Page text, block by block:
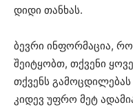
დიდი თანხას.
ბევრი ინფორმაცია,
შეიტყობთ, თქვენი
თქვენს
კიდევ უფრო მეტ